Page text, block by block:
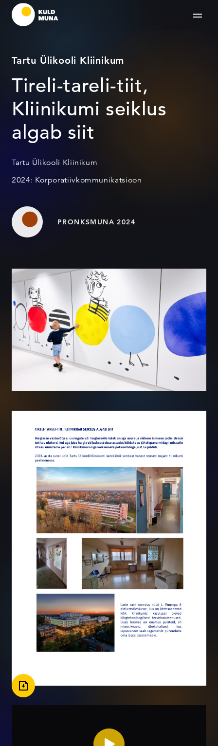
Tartu Ülikooli Kliinikum
Tireli-tareli-tiit,
Kliinikumi seiklus
algab siit
Tartu Ülikooli Kliinikum
2024: Korporatiivkommunikatsioon
PRONKSMUNA 2024